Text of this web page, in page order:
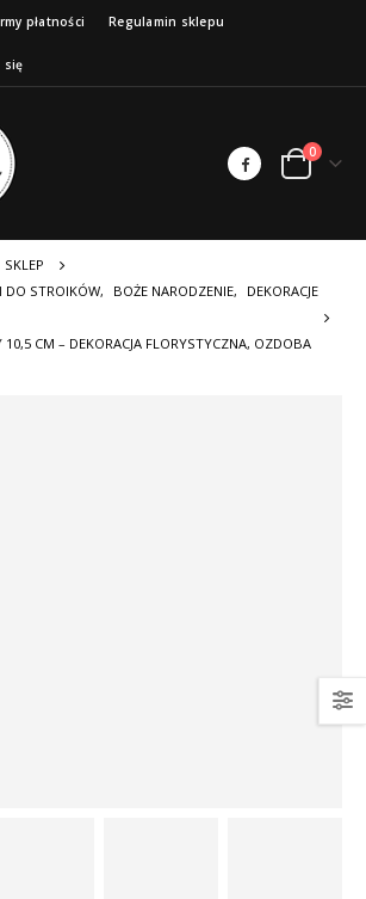
płatności Regulamin sklepu
się
0
SKLEP
DO STROIKÓW, BOŻE NARODZENIE, DEKORACJE
CM – DEKORACJA FLORYSTYCZNA, OZDOBA